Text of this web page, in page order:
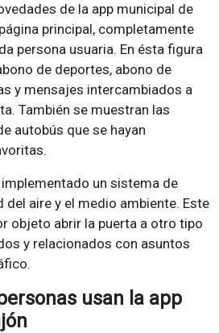
de la app municipal de
principal, completamente
persona usuaria. En ésta figura
de deportes, abono de
y mensajes intercambiados a
También se muestran las
autobús que se hayan
un sistema de
del aire y el medio ambiente. Este
objeto abrir la puerta a otro tipo
y relacionados con asuntos
usan la app